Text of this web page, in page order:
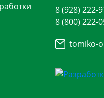
8 (928) 222-
8 (800) 222-
tomiko-